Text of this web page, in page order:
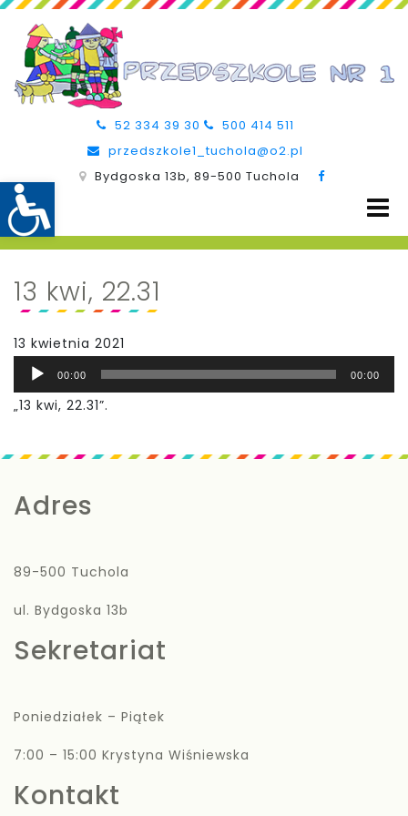
52 334 39 30
500 414 511
przedszkole1_tuchola@o2.pl
Bydgoska 13b, 89-500 Tuchola
13 kwi, 22.31
13 kwietnia 2021
Odtwarzacz
plików
00:00 00:00
„13 kwi, 22.31”.
Adres
89-500 Tuchola
ul. Bydgoska 13b
Sekretariat
Poniedziałek – Piątek
7:00 – 15:00 Krystyna Wiśniewska
Kontakt